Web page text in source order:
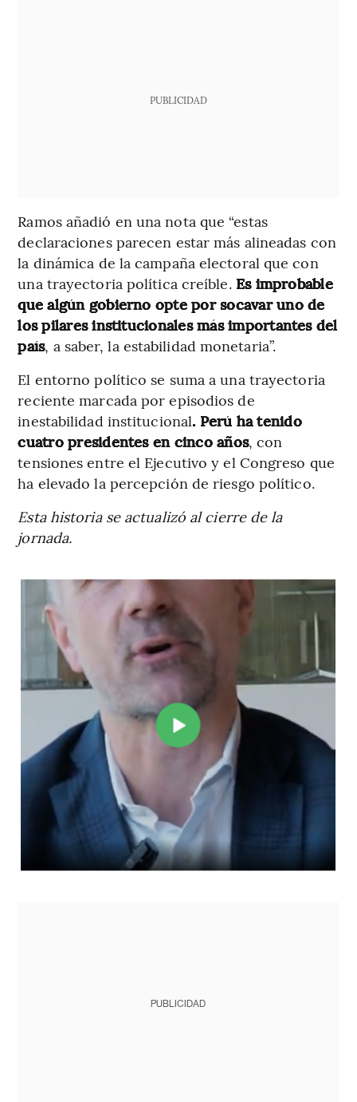
PUBLICIDAD
Ramos añadió en una nota que “estas
declaraciones parecen estar más alineadas con
la dinámica de la campaña electoral que con
una trayectoria política creíble. Es improbable
que algún gobierno opte por socavar uno de
los pilares institucionales más importantes del
país, a saber, la estabilidad monetaria”.
El entorno político se suma a una trayectoria
reciente marcada por episodios de
inestabilidad institucional. Perú ha tenido
cuatro presidentes en cinco años, con
tensiones entre el Ejecutivo y el Congreso que
ha elevado la percepción de riesgo político.
Esta historia se actualizó al cierre de la
jornada.
PUBLICIDAD